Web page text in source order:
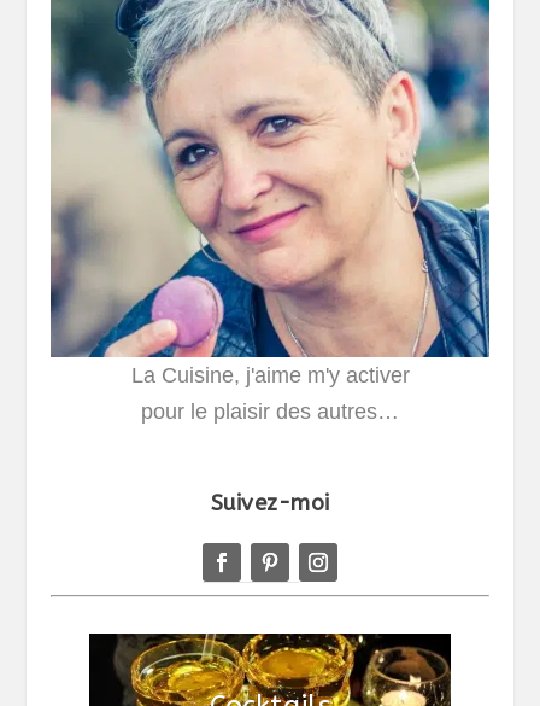
La Cuisine, j'aime m'y activer
pour le plaisir des autres…
Suivez-moi